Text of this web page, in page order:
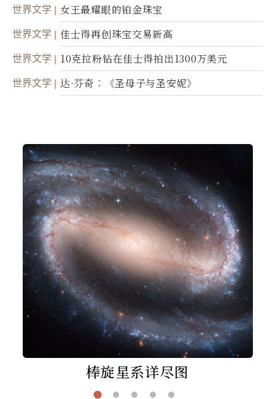
世界文学 女王最耀眼的铂金珠宝
世界文学 佳士得再创珠宝交易新高
世界文学 10克拉粉钻在佳士得拍出1300万美元
世界文学 达·芬奇︰《圣母子与圣安妮》
棒旋星系详尽图